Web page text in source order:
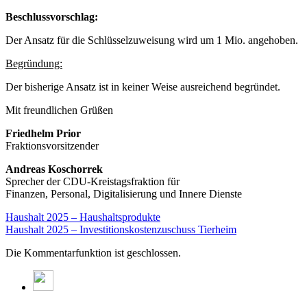
Beschlussvorschlag:
Der Ansatz für die Schlüsselzuweisung wird um 1 Mio. angehoben.
Begründung:
Der bisherige Ansatz ist in keiner Weise ausreichend begründet.
Mit freundlichen Grüßen
Friedhelm Prior
Fraktionsvorsitzender
Andreas Koschorrek
Sprecher der CDU-Kreistagsfraktion für
Finanzen, Personal, Digitalisierung und Innere Dienste
Haushalt 2025 – Haushaltsprodukte
Haushalt 2025 – Investitionskostenzuschuss Tierheim
Die Kommentarfunktion ist geschlossen.